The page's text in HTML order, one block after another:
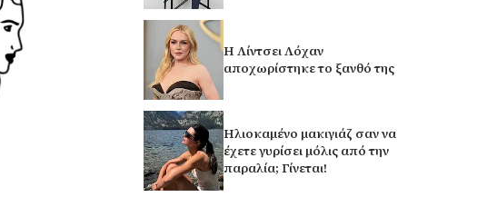
Η Λίντσει Λόχαν
αποχωρίστηκε το ξανθό της
Ηλιοκαμένο μακιγιάζ σαν να
έχετε γυρίσει μόλις από την
παραλία; Γίνεται!